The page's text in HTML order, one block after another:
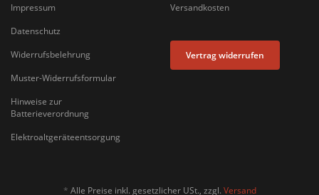
Impressum
Datenschutz
Widerrufsbelehrung
Muster-Widerrufsformular
Hinweise zur
Batterieverordnung
Elektroaltgeräteentsorgung
Versandkosten
Vertrag widerrufen
* Alle Preise inkl. gesetzlicher USt., zzgl. Versand